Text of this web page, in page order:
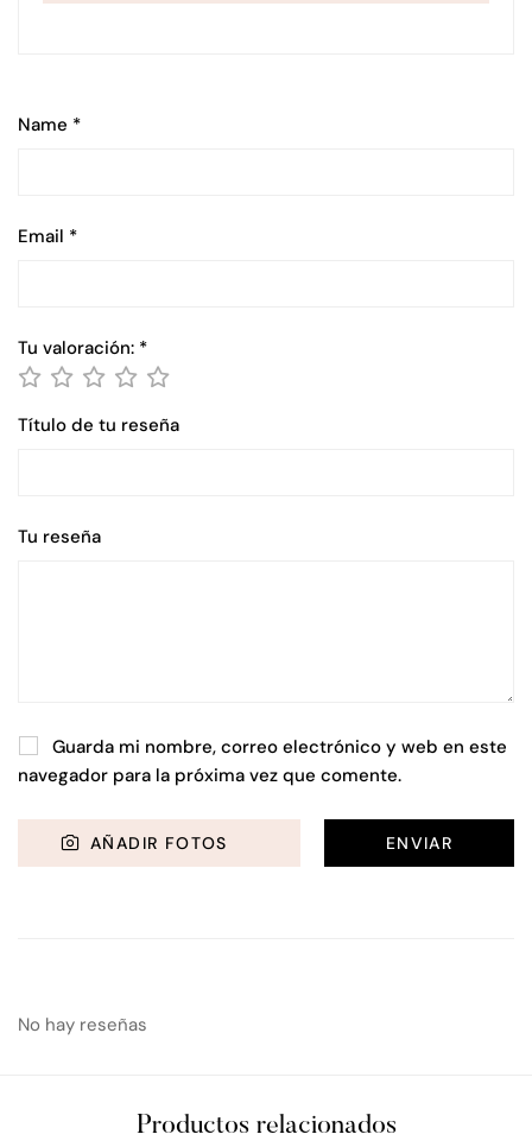
Name *
Email *
Tu valoración: *
Título de tu reseña
Tu reseña
Guarda mi nombre, correo electrónico y web en este
navegador para la próxima vez que comente.
AÑADIR FOTOS
No hay reseñas
Productos relacionados